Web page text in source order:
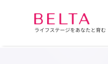
ライフステージをあなたと育む